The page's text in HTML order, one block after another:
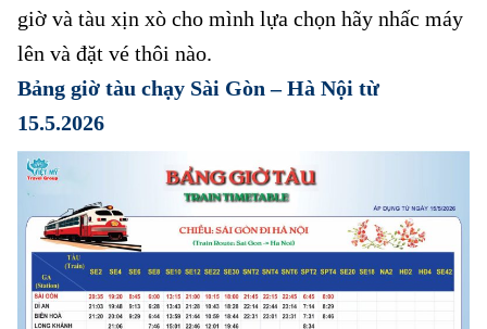
giờ và tàu xịn xò cho mình lựa chọn hãy nhấc máy
lên và đặt vé thôi nào.
Bảng giờ tàu chạy Sài Gòn – Hà Nội từ
15.5.2026